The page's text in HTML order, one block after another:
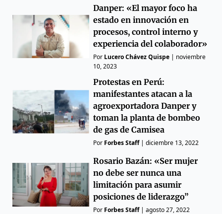
Danper: «El mayor foco ha
estado en innovación en
procesos, control interno y
experiencia del colaborador»
Por Lucero Chávez Quispe | noviembre
10, 2023
Protestas en Perú:
manifestantes atacan a la
agroexportadora Danper y
toman la planta de bombeo
de gas de Camisea
Por Forbes Staff|diciembre 13, 2022
Rosario Bazán: «Ser mujer
no debe ser nunca una
limitación para asumir
posiciones de liderazgo”
Por Forbes Staff|agosto 27, 2022